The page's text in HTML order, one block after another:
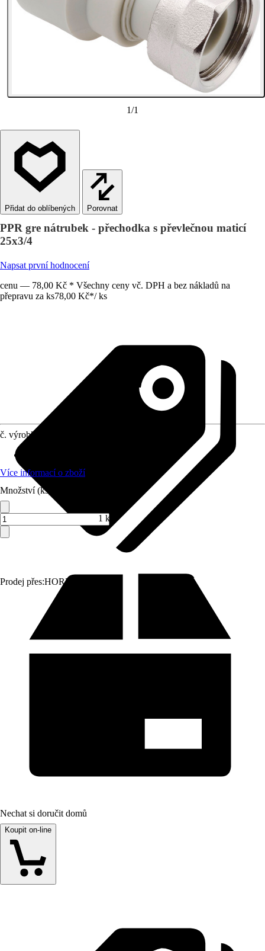
1/1
Porovnat
PPR gre nátrubek - přechodka s převlečnou maticí
25x3/4
Napsat první hodnocení
cenu — 78,00 Kč * Všechny ceny vč. DPH a bez nákladů na
přepravu za ks78,00 Kč*/ ks
Prodej přes:HORNBACH
č. výrobku
Více informací o zboží
Množství (ks)
1 ks
Nechat si doručit domů
Koupit on-line